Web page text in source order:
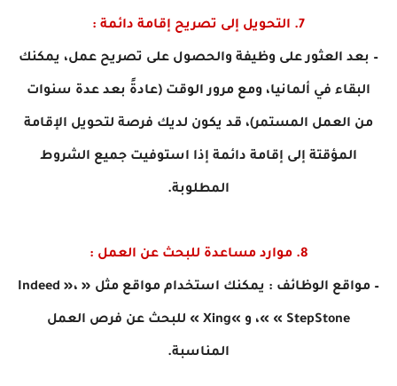
7. التحويل إلى تصريح إقامة دائمة :
– بعد العثور على وظيفة والحصول على تصريح عمل، يمكنك
البقاء في ألمانيا، ومع مرور الوقت (عادةً بعد عدة سنوات
من العمل المستمر)، قد يكون لديك فرصة لتحويل الإقامة
المؤقتة إلى إقامة دائمة إذا استوفيت جميع الشروط
المطلوبة.
8. موارد مساعدة للبحث عن العمل :
– مواقع الوظائف : يمكنك استخدام مواقع مثل « Indeed »،
« StepStone »، و »Xing » للبحث عن فرص العمل
المناسبة.